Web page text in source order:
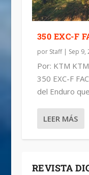
350 EXC-F
por Staff| Sep 9,
Por: KTM
350 EXC-F
del Enduro
LEER MÁS
REVISTA